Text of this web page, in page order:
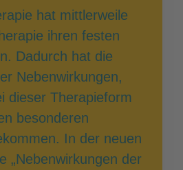
hat mittlerweile
ihren festen
Dadurch hat die
Nebenwirkungen,
dieser Therapieform
besonderen
In der neuen
„Nebenwirkungen der